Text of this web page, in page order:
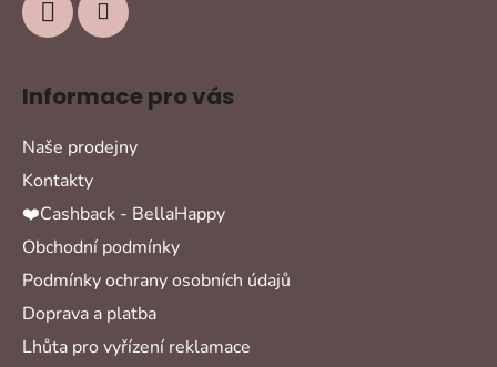
Informace pro vás
Naše prodejny
Kontakty
❤️Cashback - BellaHappy
Obchodní podmínky
Podmínky ochrany osobních údajů
Doprava a platba
Lhůta pro vyřízení reklamace